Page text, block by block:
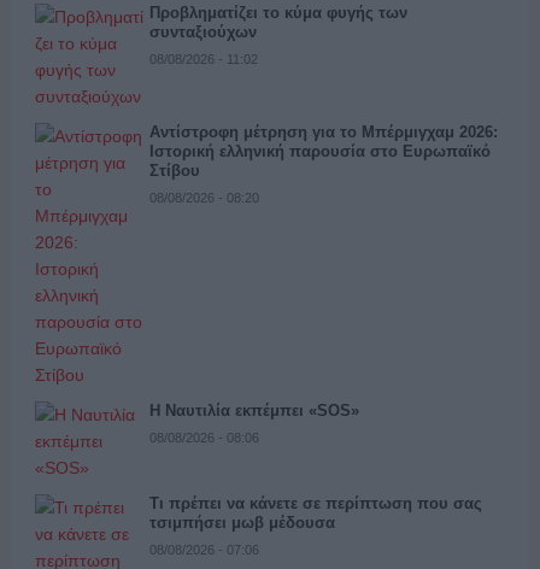
Προβληματίζει το κύμα φυγής των
συνταξιούχων
08/08/2026 - 11:02
Αντίστροφη μέτρηση για το Μπέρμιγχαμ 2026:
Ιστορική ελληνική παρουσία στο Ευρωπαϊκό
Στίβου
08/08/2026 - 08:20
Η Ναυτιλία εκπέμπει «SOS»
08/08/2026 - 08:06
Τι πρέπει να κάνετε σε περίπτωση που σας
τσιμπήσει μωβ μέδουσα
08/08/2026 - 07:06